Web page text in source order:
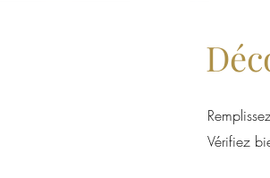
Vérifiez